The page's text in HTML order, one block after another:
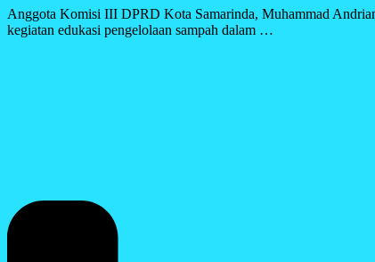
Anggota Komisi III DPRD Kota Samarinda, Muhammad
kegiatan edukasi pengelolaan sampah dalam …